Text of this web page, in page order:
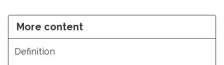
More content
Definition